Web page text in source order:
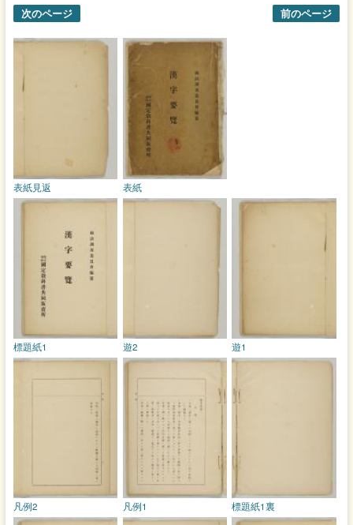
次のページ 前のページ
表紙
表紙見返
遊1
遊2
標題紙1
標題紙1裏
凡例1
凡例2